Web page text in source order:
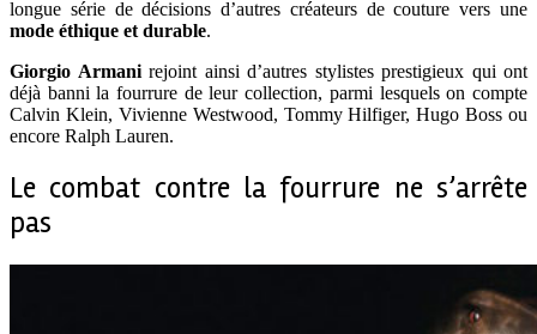
longue série de décisions d’autres créateurs de couture vers une
mode éthique et durable.
Giorgio Armanirejoint ainsi d’autres stylistes prestigieux qui ont
déjà banni la fourrure de leur collection, parmi lesquels on compte
Calvin Klein, Vivienne Westwood, Tommy Hilfiger, Hugo Boss ou
encore Ralph Lauren.
Le combat contre la fourrure ne s’arrête
pas